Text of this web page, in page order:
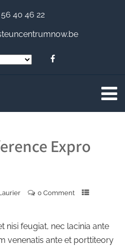
56 40 46 22
Expro
0 Comment
nisi feugiat, nec lacinia ante
venenatis ante et porttiteory